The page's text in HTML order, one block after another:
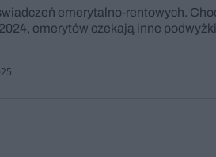
emerytalno-rentowych.
emerytów czekają inne